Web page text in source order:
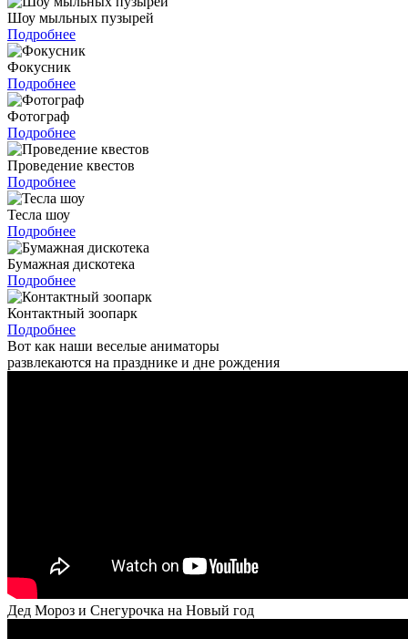
Шоу мыльных пузырей
Подробнее
Фокусник
Подробнее
Фотограф
Подробнее
Проведение квестов
Подробнее
Тесла шоу
Подробнее
Бумажная дискотека
Подробнее
Контактный зоопарк
Подробнее
Вот как наши веселые аниматоры
развлекаются на празднике и дне рождения
Дед Мороз и Снегурочка на Новый год